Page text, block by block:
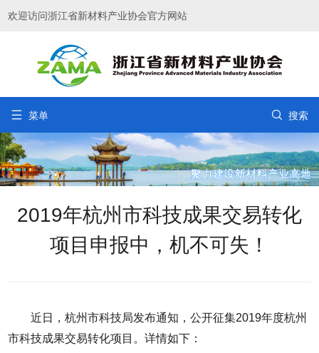
欢迎访问浙江省新材料产业协会官方网站
 菜单  搜索
2019年杭州市科技成果交易转化
项目申报中，机不可失！
近日，杭州市科技局发布通知，公开征集2019年度杭州
市科技成果交易转化项目。详情如下：